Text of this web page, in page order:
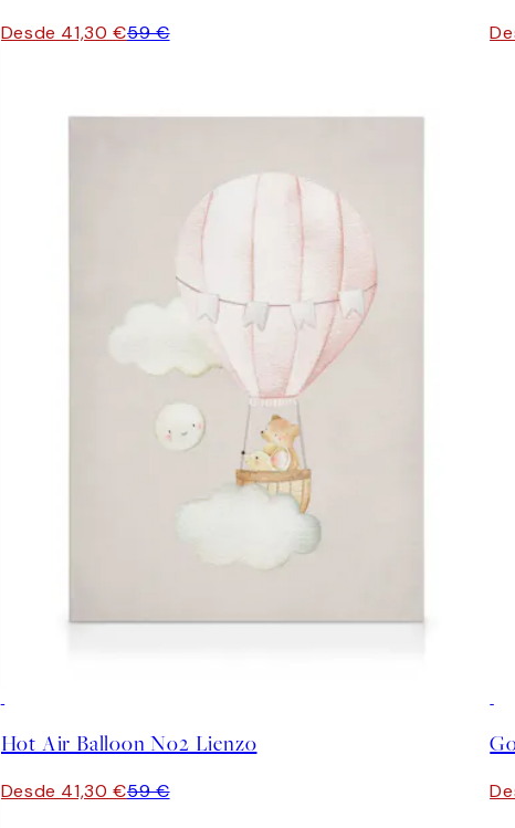
Desde 41,30 €59 €
Hot Air Balloon No2 Lienzo
Desde 41,30 €59 €